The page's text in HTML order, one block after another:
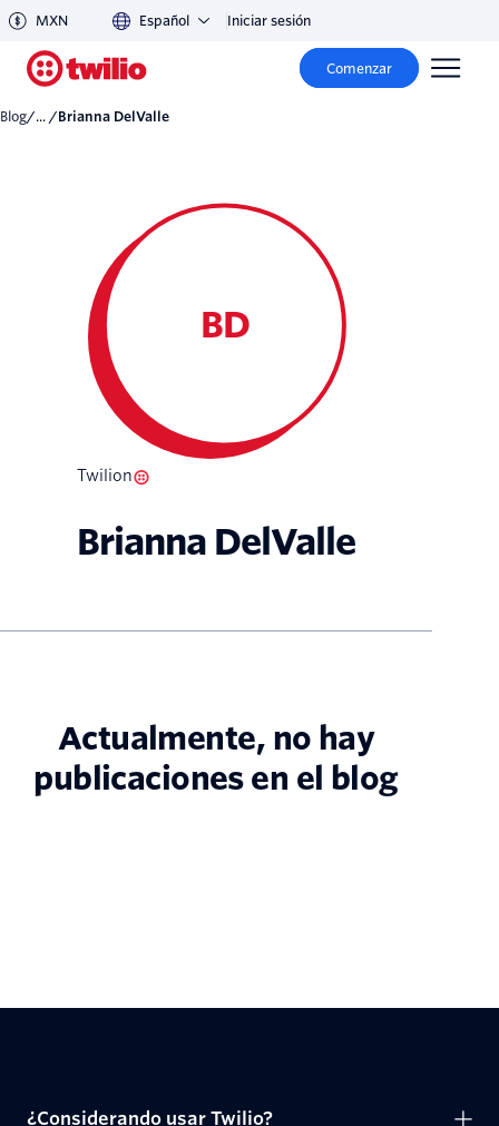
MXN Español Iniciar sesión
Comenzar
Blog/... / Brianna DelValle
BD
Twilion
Brianna DelValle
Actualmente, no hay
publicaciones en el blog
¿Considerando usar Twilio?